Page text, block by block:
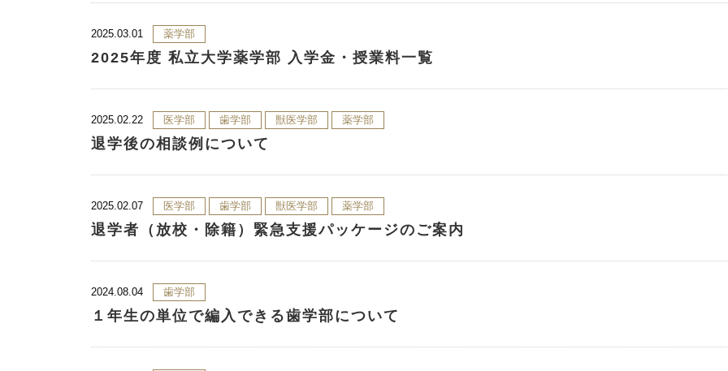
2025年度 私立大学薬学部 入学金・授業料一覧
2025.03.01 薬学部
退学後の相談例について
2025.02.22 医学部 歯学部 獣医学部 薬学部
退学者（放校・除籍）緊急支援パッケージのご案内
2025.02.07 医学部 歯学部 獣医学部 薬学部
１年生の単位で編入できる歯学部について
2024.08.04 歯学部